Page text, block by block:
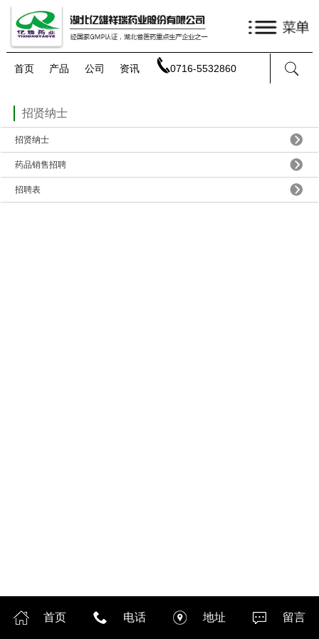
首页 产品 公司 资讯 0716-5532860
招贤纳士
招贤纳士
药品销售招聘
招聘表
首页 电话 地址 留言